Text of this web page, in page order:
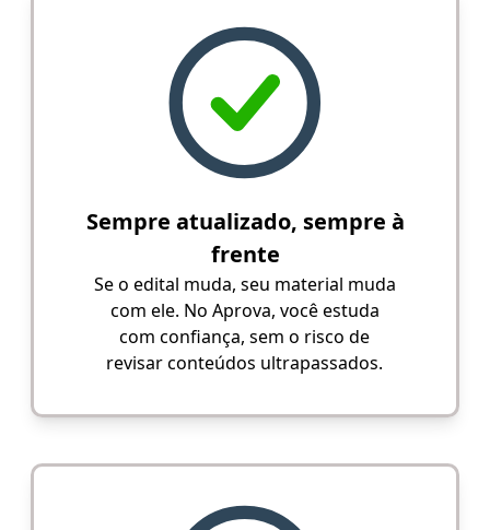
Sempre atualizado, sempre à
frente
Se o edital muda, seu material muda
com ele. No Aprova, você estuda
com confiança, sem o risco de
revisar conteúdos ultrapassados.